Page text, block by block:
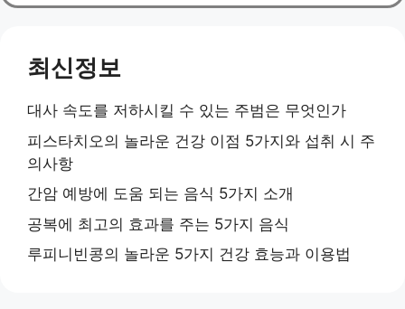
최신정보
대사 속도를 저하시킬 수 있는 주범은 무엇인가
피스타치오의 놀라운 건강 이점 5가지와 섭취 시 주
의사항
간암 예방에 도움 되는 음식 5가지 소개
공복에 최고의 효과를 주는 5가지 음식
루피니빈콩의 놀라운 5가지 건강 효능과 이용법